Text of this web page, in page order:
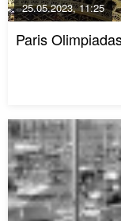
25.05.2023, 11:25
Paris